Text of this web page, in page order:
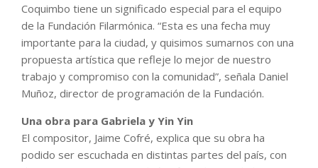
Coquimbo tiene un significado especial para el equipo
de la Fundación Filarmónica. “Esta es una fecha muy
importante para la ciudad, y quisimos sumarnos con una
propuesta artística que refleje lo mejor de nuestro
trabajo y compromiso con la comunidad”, señala Daniel
Muñoz, director de programación de la Fundación.
Una obra para Gabriela y Yin Yin
El compositor, Jaime Cofré, explica que su obra ha
podido ser escuchada en distintas partes del país, con